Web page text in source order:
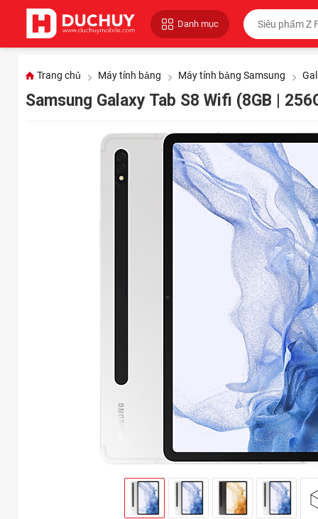
Danh mục
Trang chủ Máy tính bảng Máy tính bảng Samsung
Samsung Galaxy Tab S8 Wifi (8GB |